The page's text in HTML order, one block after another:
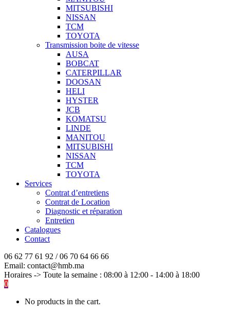
MITSUBISHI
NISSAN
TCM
TOYOTA
Transmission boite de vitesse
AUSA
BOBCAT
CATERPILLAR
DOOSAN
HELI
HYSTER
JCB
KOMATSU
LINDE
MANITOU
MITSUBISHI
NISSAN
TCM
TOYOTA
Services
Contrat d’entretiens
Contrat de Location
Diagnostic et réparation
Entretien
Catalogues
Contact
06 62 77 61 92 / 06 70 64 66 66
Email: contact@hmb.ma
Horaires -> Toute la semaine : 08:00 à 12:00 - 14:00 à 18:00
0
No products in the cart.